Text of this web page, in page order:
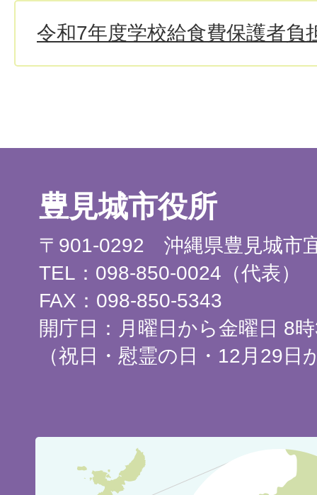
令和7年度学校給食費保護者負
豊見城市役所
〒901-0292 沖縄県豊見城市
TEL：098-850-0024（代表）
FAX：098-850-5343
開庁日：月曜日から金曜日 8
（祝日・慰霊の日・12月29日